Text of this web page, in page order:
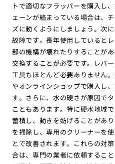
トで適切なフラッパーを購入し
ェーンが絡まっている場合は、
ズに動くようにしましょう。次
故障です。長年使用していると
部の機構が壊れたりすることが
交換することが必要です。レバ
工具もほとんど必要ありません
やオンラインショップで購入し
す。さらに、水の硬さが原因で
こともあります。特に硬水地域
蓄積し、動きを妨げることがあ
を掃除し、専用のクリーナーを
とで改善されます。これらの対
合は、専門の業者に依頼するこ